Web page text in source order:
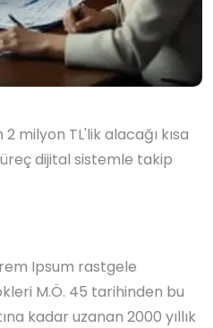
milyon TL'lik alacağı kısa
dijital sistemle takip
Ipsum rastgele
M.Ö. 45 tarihinden bu
kadar uzanan 2000 yıllık